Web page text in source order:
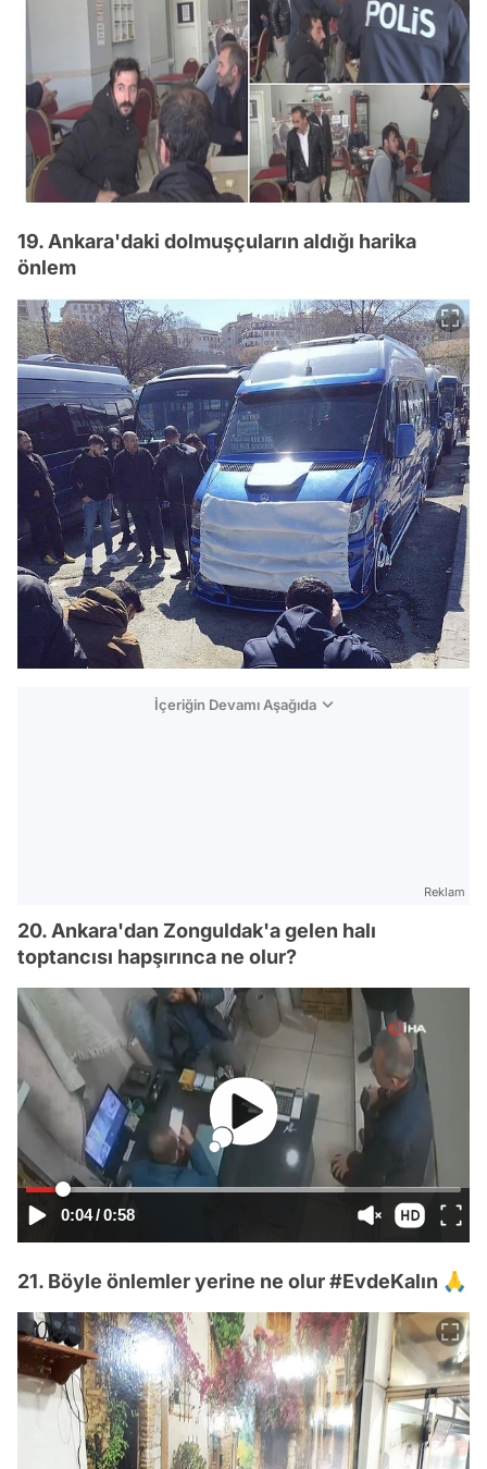
19. Ankara'daki dolmuşçuların aldığı harika
önlem
İçeriğin Devamı Aşağıda
Reklam
20. Ankara'dan Zonguldak'a gelen halı
toptancısı hapşırınca ne olur?
0:04/0:58
21. Böyle önlemler yerine ne olur #EvdeKalın 🙏